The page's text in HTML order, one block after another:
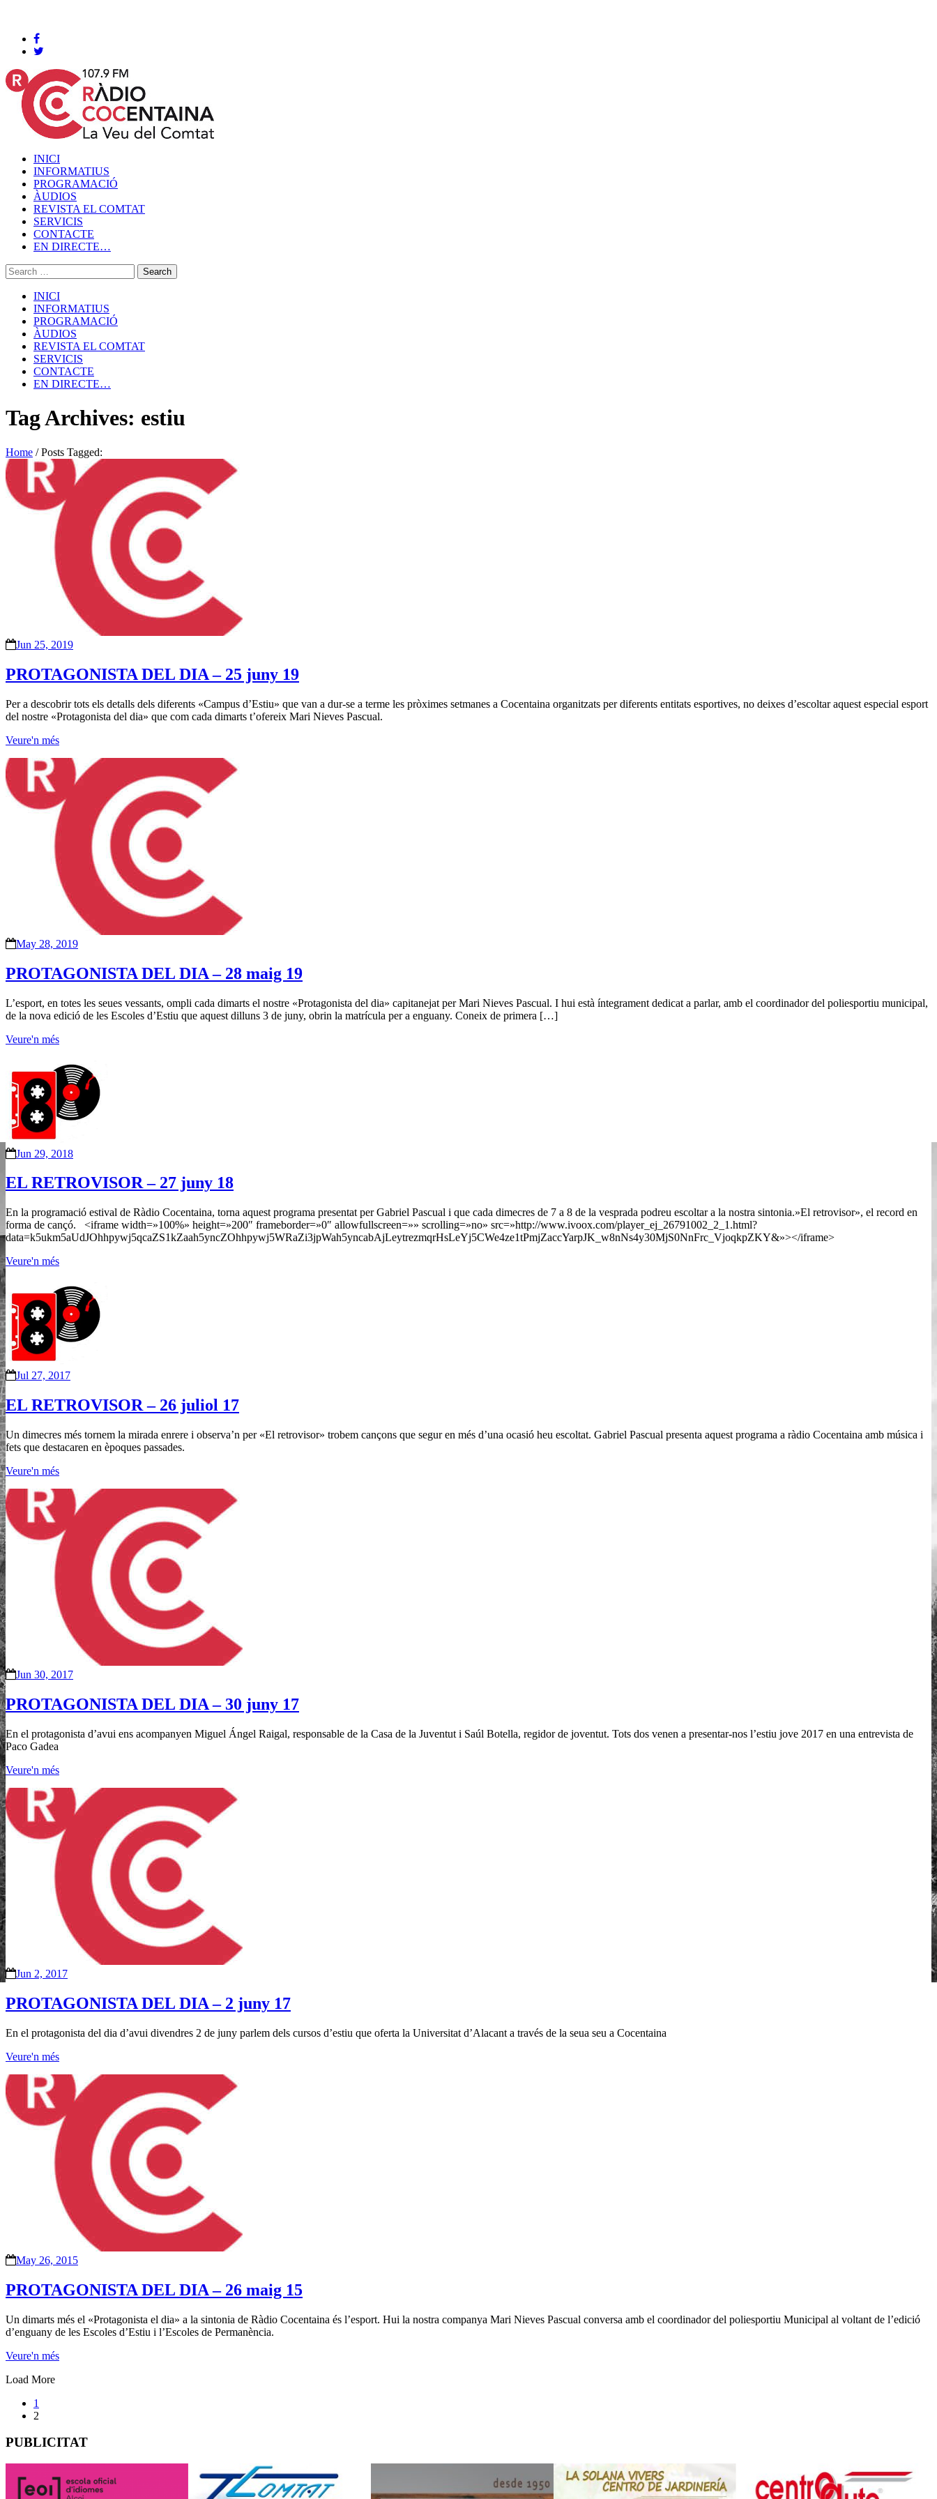
INICI
INFORMATIUS
PROGRAMACIÓ
ÀUDIOS
REVISTA EL COMTAT
SERVICIS
CONTACTE
EN DIRECTE…
INICI
INFORMATIUS
PROGRAMACIÓ
ÀUDIOS
REVISTA EL COMTAT
SERVICIS
CONTACTE
EN DIRECTE…
Tag Archives: estiu
Home /Posts Tagged:
Jun 25, 2019
PROTAGONISTA DEL DIA – 25 juny 19
Per a descobrir tots els detalls dels diferents «Campus d’Estiu» que van a dur-se a terme les pròximes setmanes a Cocentaina organitzats per diferents entitats esportives, no deixes d’escoltar aquest especial esport
del nostre «Protagonista del dia» que com cada dimarts t’ofereix Mari Nieves Pascual.
Veure'n més
May 28, 2019
PROTAGONISTA DEL DIA – 28 maig 19
L’esport, en totes les seues vessants, ompli cada dimarts el nostre «Protagonista del dia» capitanejat per Mari Nieves Pascual. I hui està íntegrament dedicat a parlar, amb el coordinador del poliesportiu municipal,
de la nova edició de les Escoles d’Estiu que aquest dilluns 3 de juny, obrin la matrícula per a enguany. Coneix de primera […]
Veure'n més
Jun 29, 2018
EL RETROVISOR – 27 juny 18
En la programació estival de Ràdio Cocentaina, torna aquest programa presentat per Gabriel Pascual i que cada dimecres de 7 a 8 de la vesprada podreu escoltar a la nostra sintonia.»El retrovisor», el record en
forma de cançó. <iframe width=»100%» height=»200″ frameborder=»0″ allowfullscreen=»» scrolling=»no» src=»http://www.ivoox.com/player_ej_26791002_2_1.html?
data=k5ukm5aUdJOhhpywj5qcaZS1kZaah5yncZOhhpywj5WRaZi3jpWah5yncabAjLeytrezmqrHsLeYj5CWe4ze1tPmjZaccYarpJK_w8nNs4y30MjS0NnFrc_VjoqkpZKY&»></iframe>
Veure'n més
Jul 27, 2017
EL RETROVISOR – 26 juliol 17
Un dimecres més tornem la mirada enrere i observa’n per «El retrovisor» trobem cançons que segur en més d’una ocasió heu escoltat. Gabriel Pascual presenta aquest programa a ràdio Cocentaina amb música i
fets que destacaren en èpoques passades.
Veure'n més
Jun 30, 2017
PROTAGONISTA DEL DIA – 30 juny 17
En el protagonista d’avui ens acompanyen Miguel Ángel Raigal, responsable de la Casa de la Juventut i Saúl Botella, regidor de joventut. Tots dos venen a presentar-nos l’estiu jove 2017 en una entrevista de
Paco Gadea
Veure'n més
Jun 2, 2017
PROTAGONISTA DEL DIA – 2 juny 17
En el protagonista del dia d’avui divendres 2 de juny parlem dels cursos d’estiu que oferta la Universitat d’Alacant a través de la seua seu a Cocentaina
Veure'n més
May 26, 2015
PROTAGONISTA DEL DIA – 26 maig 15
Un dimarts més el «Protagonista el dia» a la sintonia de Ràdio Cocentaina és l’esport. Hui la nostra companya Mari Nieves Pascual conversa amb el coordinador del poliesportiu Municipal al voltant de l’edició
d’enguany de les Escoles d’Estiu i l’Escoles de Permanència.
Veure'n més
Load More
1
2
PUBLICITAT